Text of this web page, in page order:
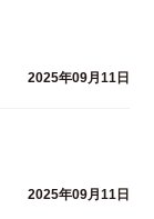
2025年09月11日
2025年09月11日